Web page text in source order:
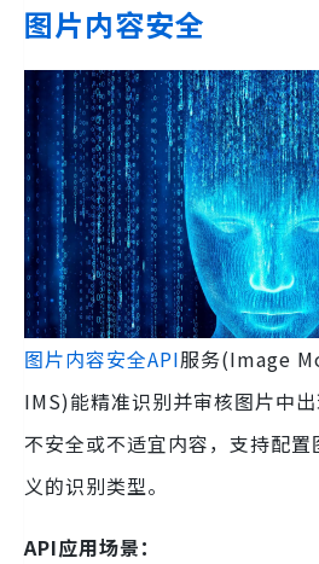
图片内容安全
图片内容安全API服务(Image
IMS)能精准识别并审核图片中出
不安全或不适宜内容，支持配
义的识别类型。
API应用场景：